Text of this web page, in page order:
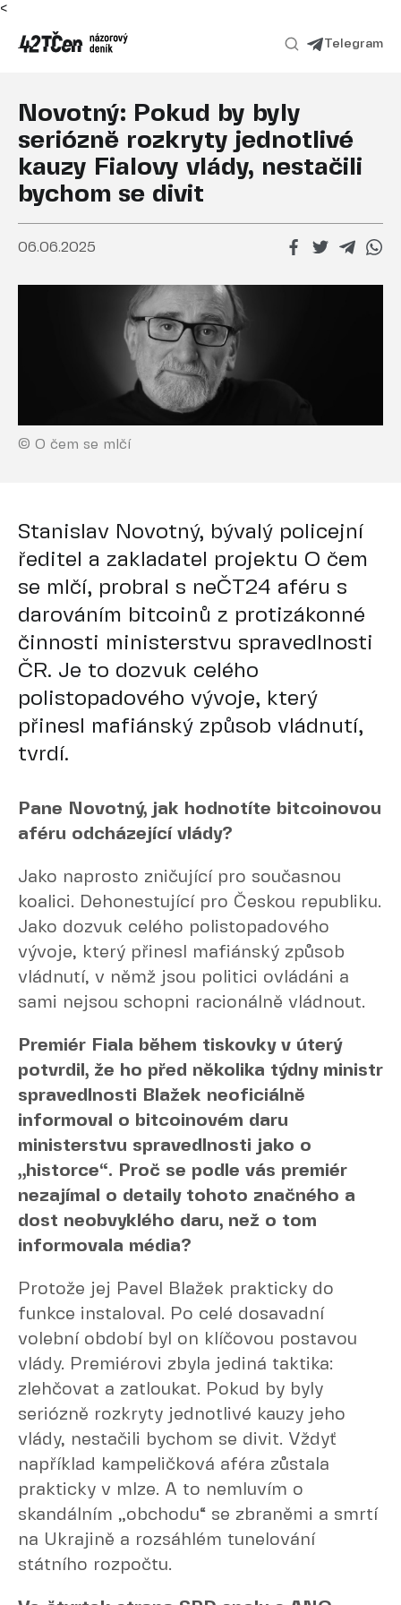
<
Telegram
Novotný: Pokud by byly
seriózně rozkryty jednotlivé
kauzy Fialovy vlády, nestačili
bychom se divit
06.06.2025
© O čem se mlčí
Stanislav Novotný, bývalý policejní
ředitel a zakladatel projektu O čem
se mlčí, probral s neČT24 aféru s
darováním bitcoinů z protizákonné
činnosti ministerstvu spravedlnosti
ČR. Je to dozvuk celého
polistopadového vývoje, který
přinesl mafiánský způsob vládnutí,
tvrdí.
Pane Novotný, jak hodnotíte bitcoinovou
aféru odcházející vlády?
Jako naprosto zničující pro současnou
koalici. Dehonestující pro Českou republiku.
Jako dozvuk celého polistopadového
vývoje, který přinesl mafiánský způsob
vládnutí, v němž jsou politici ovládáni a
sami nejsou schopni racionálně vládnout.
Premiér Fiala během tiskovky v úterý
potvrdil, že ho před několika týdny ministr
spravedlnosti Blažek neoficiálně
informoval o bitcoinovém daru
ministerstvu spravedlnosti jako o
„historce“. Proč se podle vás premiér
nezajímal o detaily tohoto značného a
dost neobvyklého daru, než o tom
informovala média?
Protože jej Pavel Blažek prakticky do
funkce instaloval. Po celé dosavadní
volební období byl on klíčovou postavou
vlády. Premiérovi zbyla jediná taktika:
zlehčovat a zatloukat. Pokud by byly
seriózně rozkryty jednotlivé kauzy jeho
vlády, nestačili bychom se divit. Vždyť
například kampeličková aféra zůstala
prakticky v mlze. A to nemluvím o
skandálním „obchodu“ se zbraněmi a smrtí
na Ukrajině a rozsáhlém tunelování
státního rozpočtu.